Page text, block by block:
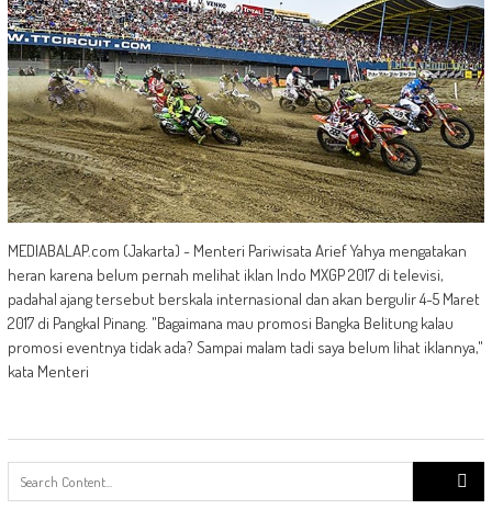
MEDIABALAP.com (Jakarta) - Menteri Pariwisata Arief Yahya mengatakan
heran karena belum pernah melihat iklan Indo MXGP 2017 di televisi,
padahal ajang tersebut berskala internasional dan akan bergulir 4-5 Maret
2017 di Pangkal Pinang. "Bagaimana mau promosi Bangka Belitung kalau
promosi eventnya tidak ada? Sampai malam tadi saya belum lihat iklannya,"
kata Menteri
Search
for: